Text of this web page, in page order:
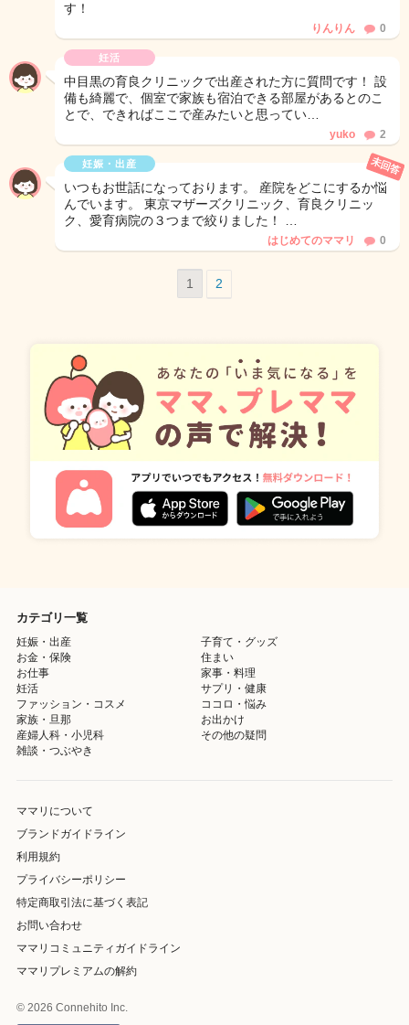
す！
りんりん 0
妊活
中目黒の育良クリニックで出産された方に質問です！ 設
備も綺麗で、個室で家族も宿泊できる部屋があるとのこ
とで、できればここで産みたいと思ってい…
yuko 2
妊娠・出産
いつもお世話になっております。 産院をどこにするか悩
んでいます。 東京マザーズクリニック、育良クリニッ
ク、愛育病院の３つまで絞りました！ …
未回答
はじめてのママリ 0
1 2
カテゴリ一覧
妊娠・出産
子育て・グッズ
お金・保険
住まい
お仕事
家事・料理
妊活
サプリ・健康
ファッション・コスメ
ココロ・悩み
家族・旦那
お出かけ
産婦人科・小児科
その他の疑問
雑談・つぶやき
ママリについて
ブランドガイドライン
利用規約
プライバシーポリシー
特定商取引法に基づく表記
お問い合わせ
ママリコミュニティガイドライン
ママリプレミアムの解約
© 2026 Connehito Inc.